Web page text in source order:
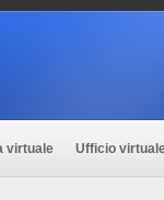
virtuale Ufficio